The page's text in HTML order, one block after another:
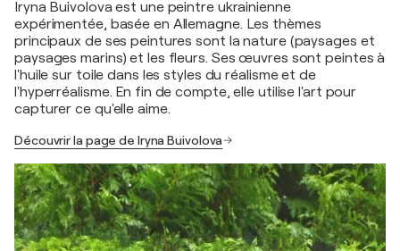
Iryna Buivolova est une peintre ukrainienne
expérimentée, basée en Allemagne. Les thèmes
principaux de ses peintures sont la nature (paysages et
paysages marins) et les fleurs. Ses œuvres sont peintes à
l'huile sur toile dans les styles du réalisme et de
l'hyperréalisme. En fin de compte, elle utilise l'art pour
capturer ce qu'elle aime.
Découvrir la page de Iryna Buivolova